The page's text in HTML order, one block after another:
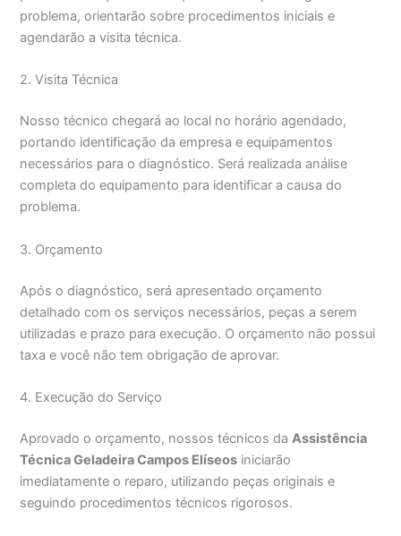
problema, orientarão sobre procedimentos iniciais e
agendarão a visita técnica.
2. Visita Técnica
Nosso técnico chegará ao local no horário agendado,
portando identificação da empresa e equipamentos
necessários para o diagnóstico. Será realizada análise
completa do equipamento para identificar a causa do
problema.
3. Orçamento
Após o diagnóstico, será apresentado orçamento
detalhado com os serviços necessários, peças a serem
utilizadas e prazo para execução. O orçamento não possui
taxa e você não tem obrigação de aprovar.
4. Execução do Serviço
Aprovado o orçamento, nossos técnicos daAssistência
Técnica Geladeira Campos Elíseos iniciarão
imediatamente o reparo, utilizando peças originais e
seguindo procedimentos técnicos rigorosos.